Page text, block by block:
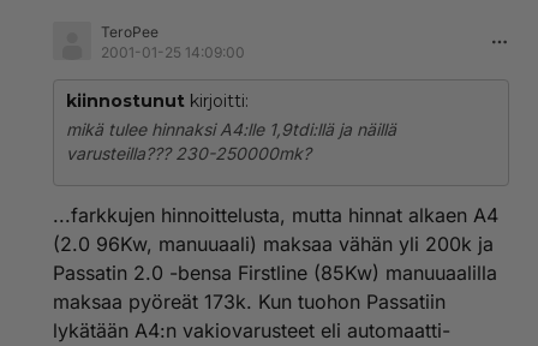
TeroPee
2001-01-25 14:09:00
kiinnostunut kirjoitti:
mikä tulee hinnaksi A4:lle 1,9tdi:llä ja näillä
varusteilla??? 230-250000mk?
...farkkujen hinnoittelusta, mutta hinnat alkaen A4
(2.0 96Kw, manuuaali) maksaa vähän yli 200k ja
Passatin 2.0 -bensa Firstline (85Kw) manuuaalilla
maksaa pyöreät 173k. Kun tuohon Passatiin
lykätään A4:n vakiovarusteet eli automaatti-